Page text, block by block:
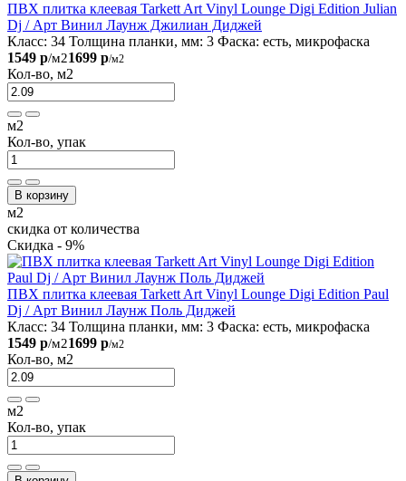
ПВХ плитка клеевая Tarkett Art Vinyl Lounge Digi Edition Julian
Dj / Арт Винил Лаунж Джилиан Диджей
Класс: 34 Толщина планки, мм: 3 Фаска: есть, микрофаска
1549 р/м21699 р/м2
Кол-во, м2
м2
Кол-во, упак
В корзину
м2
скидка от количества
Скидка - 9%
ПВХ плитка клеевая Tarkett Art Vinyl Lounge Digi Edition Paul
Dj / Арт Винил Лаунж Поль Диджей
Класс: 34 Толщина планки, мм: 3 Фаска: есть, микрофаска
1549 р/м21699 р/м2
Кол-во, м2
м2
Кол-во, упак